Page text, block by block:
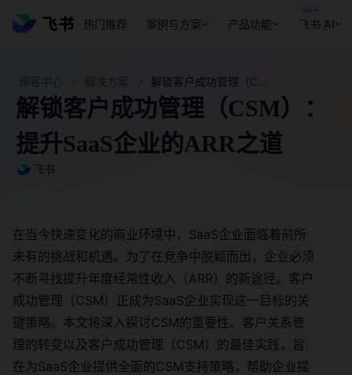
热门推荐 案例与方案 产品功能 飞书 AI
解锁客户成功管理（CSM）：
提升SaaS企业的ARR之道
飞书
在当今快速变化的商业环境中，SaaS企业面临着前所
未有的挑战和机遇。为了在竞争中脱颖而出，企业必须
不断寻找提升年度经常性收入（ARR）的新途径。客户
成功管理（CSM）正成为SaaS企业实现这一目标的关
键策略。本文将深入探讨CSM的重要性、客户关系管
理的转变以及客户成功管理（CSM）的最佳实践，旨
在为SaaS企业提供全面的CSM支持策略，帮助企业提